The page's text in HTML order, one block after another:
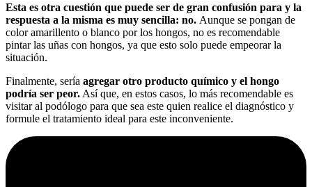
Esta es otra cuestión que puede ser de gran confusión para y la
respuesta a la misma es muy sencilla: no. Aunque se pongan de
color amarillento o blanco por los hongos, no es recomendable
pintar las uñas con hongos, ya que esto solo puede empeorar la
situación.
Finalmente, sería agregar otro producto químico y el hongo
podría ser peor. Así que, en estos casos, lo más recomendable es
visitar al podólogo para que sea este quien realice el diagnóstico y
formule el tratamiento ideal para este inconveniente.